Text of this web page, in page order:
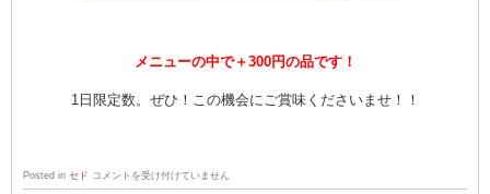
メニューの中で＋300円の品です！
1日限定数。ぜひ！この機会にご賞味くださいませ！！
Posted in セド 秋
の
コメントを受け付けていません